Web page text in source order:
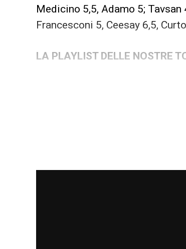
Medicino 5,5, Adamo 5; Tavsan
Francesconi 5, Ceesay 6,5,
LA PLAYLIST DELLE NOSTRE